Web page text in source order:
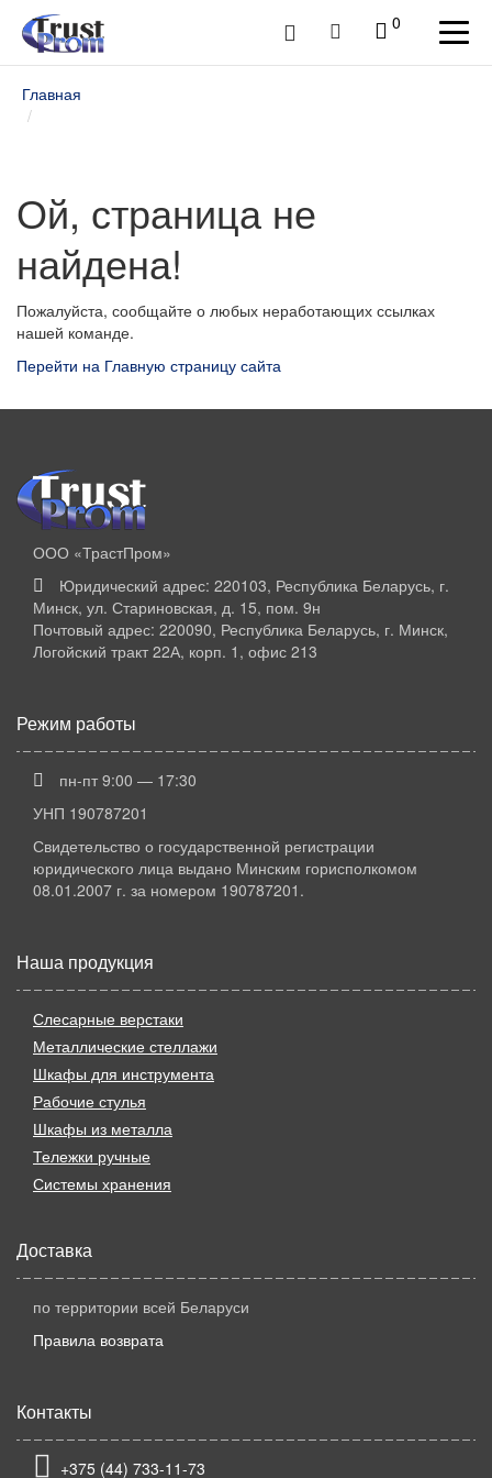
0
Главная
Ой, страница не
найдена!
Пожалуйста, сообщайте о любых неработающих ссылках
нашей команде.
Перейти на Главную страницу сайта
ООО «ТрастПром»
Юридический адрес: 220103, Республика Беларусь, г.
Минск, ул. Стариновская, д. 15, пом. 9н
Почтовый адрес: 220090, Республика Беларусь, г. Минск,
Логойский тракт 22А, корп. 1, офис 213
Режим работы
пн-пт 9:00 — 17:30
УНП 190787201
Свидетельство о государственной регистрации
юридического лица выдано Минским горисполкомом
08.01.2007 г. за номером 190787201.
Наша продукция
Слесарные верстаки
Металлические стеллажи
Шкафы для инструмента
Рабочие стулья
Шкафы из металла
Тележки ручные
Системы хранения
Доставка
по территории всей Беларуси
Правила возврата
Контакты
+375 (44) 733-11-73